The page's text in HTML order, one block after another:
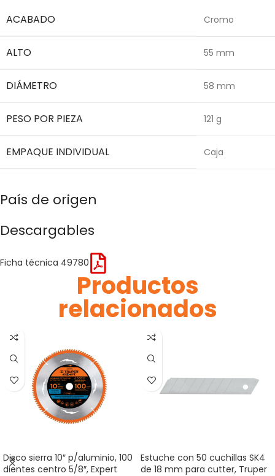
ACABADO Cromo
ALTO 55 mm
DIÁMETRO 58 mm
PESO POR PIEZA 121 g
EMPAQUE INDIVIDUAL Caja
País de origen
Descargables
Ficha técnica 49780
Productos
relacionados
Disco sierra 10″ p/aluminio, 100
dientes centro 5/8″, Expert
Estuche con 50 cuchillas SK4
de 18 mm para cutter, Truper